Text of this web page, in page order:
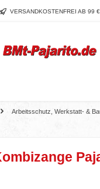
VERSANDKOSTENFREI AB 99 €
Arbeitsschutz, Werkstatt- &